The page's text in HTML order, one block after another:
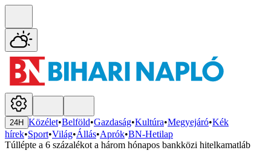
24H Közélet•Belföld•Gazdaság•Kultúra•Megyejáró•Kék
hírek•Sport•Világ•Állás•Aprók•BN-Hetilap
Túllépte a 6 százalékot a három hónapos bankközi hitelkamatláb